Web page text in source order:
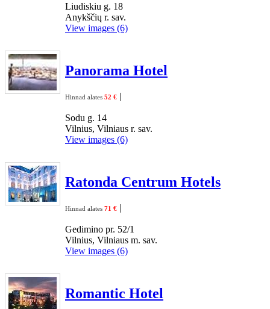
Liudiskiu g. 18
Anykščių r. sav.
View images (6)
Panorama Hotel
Hinnad alates 52 € |
Sodu g. 14
Vilnius, Vilniaus r. sav.
View images (6)
Ratonda Centrum Hotels
Hinnad alates 71 € |
Gedimino pr. 52/1
Vilnius, Vilniaus m. sav.
View images (6)
Romantic Hotel